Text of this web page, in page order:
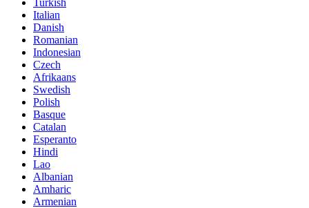
Italian
Danish
Romanian
Indonesian
Czech
Afrikaans
Swedish
Polish
Basque
Catalan
Esperanto
Hindi
Lao
Albanian
Amharic
Armenian